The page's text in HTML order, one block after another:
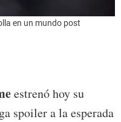
en un mundo post
estrenó hoy su
spoiler a la esperada